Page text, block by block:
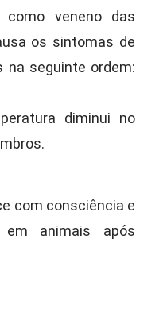
veneno das
os sintomas de
na seguinte ordem:
diminui no
com consciência e
em animais após